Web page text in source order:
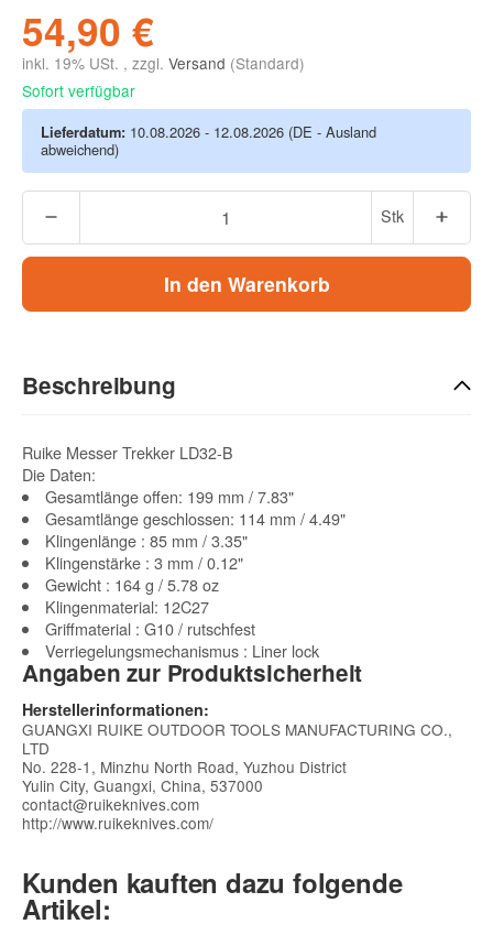
54,90 €
inkl. 19% USt. , zzgl. Versand (Standard)
Sofort verfügbar
Lieferdatum: 10.08.2026 - 12.08.2026 (DE - Ausland
abweichend)
Stk
In den Warenkorb
Beschreibung
Ruike Messer Trekker LD32-B
Die Daten:
Gesamtlänge offen: 199 mm / 7.83"
Gesamtlänge geschlossen: 114 mm / 4.49"
Klingenlänge : 85 mm / 3.35"
Klingenstärke : 3 mm / 0.12"
Gewicht : 164 g / 5.78 oz
Klingenmaterial: 12C27
Griffmaterial : G10 / rutschfest
Verriegelungsmechanismus : Liner lock
Angaben zur Produktsicherheit
Herstellerinformationen:
GUANGXI RUIKE OUTDOOR TOOLS MANUFACTURING CO.,
LTD
No. 228-1, Minzhu North Road, Yuzhou District
Yulin City, Guangxi, China, 537000
contact@ruikeknives.com
http://www.ruikeknives.com/
Kunden kauften dazu folgende
Artikel: